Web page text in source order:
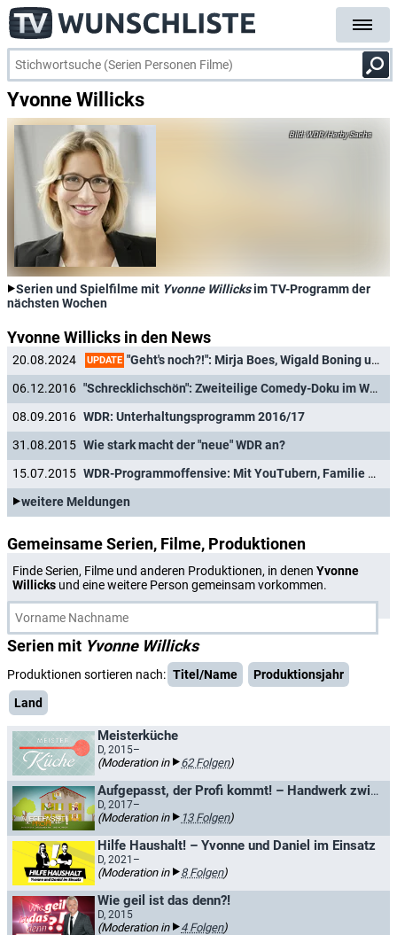
Yvonne Willicks
WDR/Herby Sachs
Serien und Spielfilme mit Yvonne Willicksim TV-Programm der
nächsten Wochen
Yvonne Willicks in den News
20.08.2024 UPDATE "Geht's noch?!": Mirja Boes, Wigald Boning und Olaf Schubert machen neue Sat.1-Verbrauchershow
06.12.2016
"Schrecklichschön": Zweiteilige Comedy-Doku im WDR-Vorweihnachtsprogramm
08.09.2016 WDR: Unterhaltungsprogramm 2016/17
31.08.2015 Wie stark macht der "neue" WDR an?
15.07.2015
WDR-Programmoffensive: Mit YouTubern, Familie Mockridge und sozialen Experimenten auf der Jagd nach jungen Zuschauern
weitere Meldungen
Gemeinsame Serien, Filme, Produktionen
Finde Serien, Filme und anderen Produktionen, in denen Yvonne
Willicks und eine weitere Person gemeinsam vorkommen.
Serien mit Yvonne Willicks
Produktionen sortieren nach: Titel/Name
Produktionsjahr
Land
Meisterküche
D, 2015–
(Moderation in 62 Folgen)
Aufgepasst, der Profi kommt! – Handwerk zwischen Hit und Horror
D, 2017–
(Moderation in 13 Folgen)
Hilfe Haushalt! – Yvonne und Daniel im Einsatz
D, 2021–
(Moderation in 8 Folgen)
Wie geil ist das denn?!
D, 2015
(Moderation in 4 Folgen)